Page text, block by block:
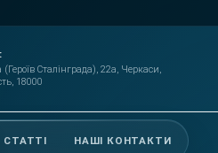
Сталінграда), 22а, Черкаси,
18000
СТАТТІ НАШІ КОНТАКТИ